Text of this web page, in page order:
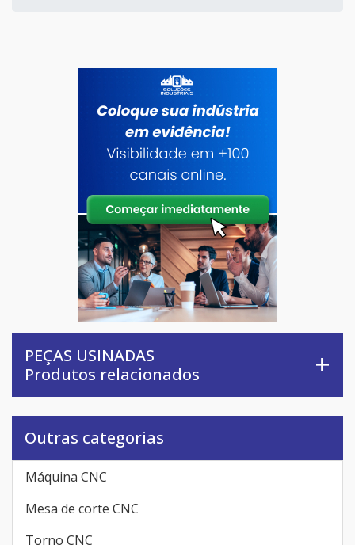
PEÇAS USINADAS
Produtos relacionados
Outras categorias
Máquina CNC
Mesa de corte CNC
Torno CNC